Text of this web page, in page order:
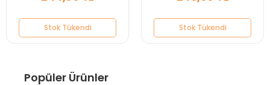
Stok Tükendi Stok Tükendi
Popüler Ürünler